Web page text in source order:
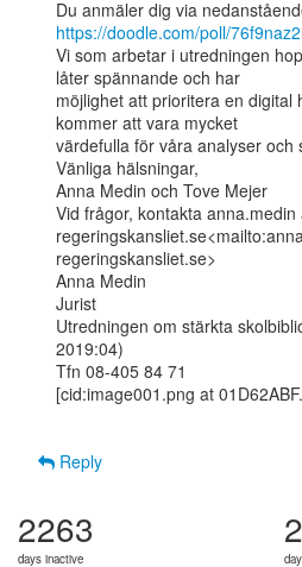
https://doodle.com/poll/
Vi som arbetar i utredningen
låter spännande och har
möjlighet att prioritera en digital
kommer att vara mycket
värdefulla för våra analyser och
Vänliga hälsningar,
Anna Medin och Tove Mejer
Vid frågor, kontakta anna.medin
regeringskansliet.se>
Anna Medin
Jurist
Utredningen om stärkta
2019:04)
Tfn 08-405 84 71
[cid:image001.png at
Reply
2263
days inactive